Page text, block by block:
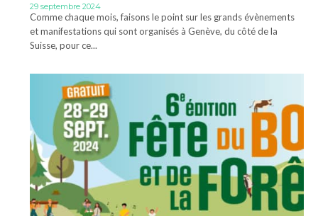
29 septembre 2024
Comme chaque mois, faisons le point sur les grands évènements
et manifestations qui sont organisés à Genève, du côté de la
Suisse, pour ce...